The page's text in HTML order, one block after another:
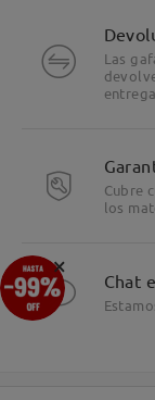
Las
Cubre
los
Chat
×